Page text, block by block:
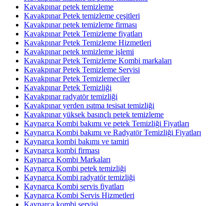
Kavakpınar petek temizleme
Kavakpınar Petek temizleme çeşitleri
Kavakpınar petek temizleme firması
Kavakpınar Petek Temizleme fiyatları
Kavakpınar Petek Temizleme Hizmetleri
Kavakpınar petek temizleme işlemi
Kavakpınar Petek Temizleme Kombi markaları
Kavakpınar Petek Temizleme Servisi
Kavakpınar Petek Temizlemeciler
Kavakpınar Petek Temizliği
Kavakpınar radyatör temizliği
Kavakpınar yerden ısıtma tesisat temizliği
Kavakpınar yüksek basınçlı petek temizleme
Kaynarca Kombi bakımı ve petek Temizliği Fiyatları
Kaynarca Kombi bakımı ve Radyatör Temizliği Fiyatları
Kaynarca kombi bakımı ve tamiri
Kaynarca kombi firması
Kaynarca Kombi Markaları
Kaynarca Kombi petek temizliği
Kaynarca Kombi radyatör temizliği
Kaynarca Kombi servis fiyatları
Kaynarca Kombi Servis Hizmetleri
Kaynarca kombi servisi